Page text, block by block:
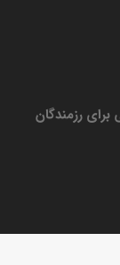
رزمندگان